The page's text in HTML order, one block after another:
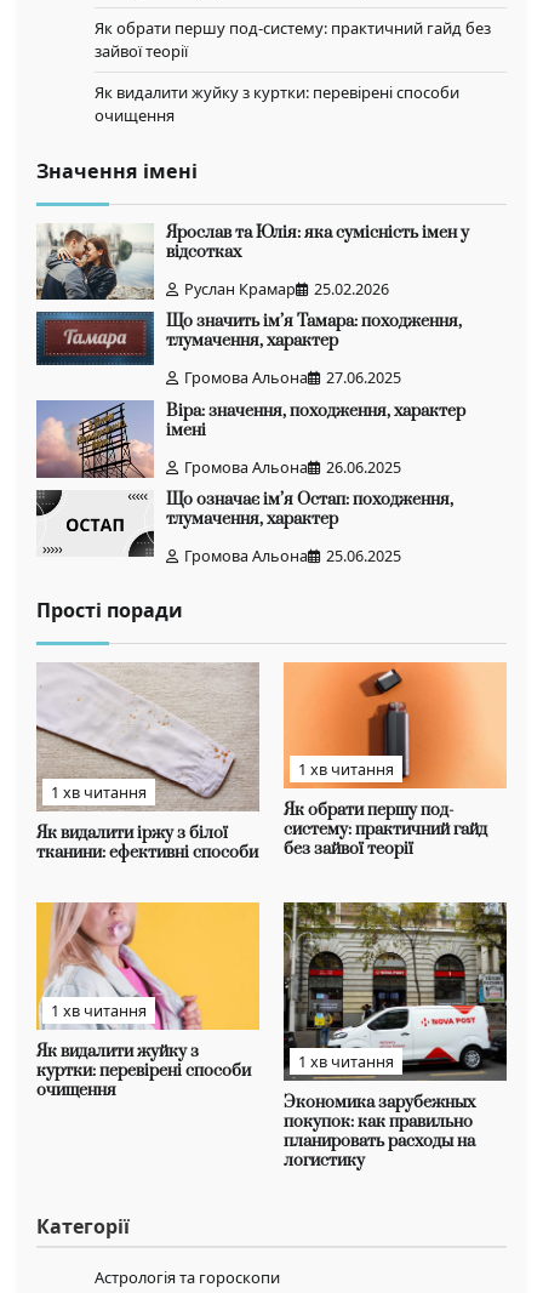
Як обрати першу под-систему: практичний гайд без
зайвої теорії
Як видалити жуйку з куртки: перевірені способи
очищення
Значення імені
Ярослав та Юлія: яка сумісність імен у
відсотках
Руслан Крамар
25.02.2026
Що значить ім’я Тамара: походження,
тлумачення, характер
Громова Альона
27.06.2025
Віра: значення, походження, характер
імені
Громова Альона
26.06.2025
Що означає ім’я Остап: походження,
тлумачення, характер
Громова Альона
25.06.2025
Прості поради
1 хв читання
Як видалити іржу з білої
тканини: ефективні способи
1 хв читання
Як обрати першу под-
систему: практичний гайд
без зайвої теорії
1 хв читання
Як видалити жуйку з
куртки: перевірені способи
очищення
1 хв читання
Экономика зарубежных
покупок: как правильно
планировать расходы на
логистику
Категорії
Астрологія та гороскопи